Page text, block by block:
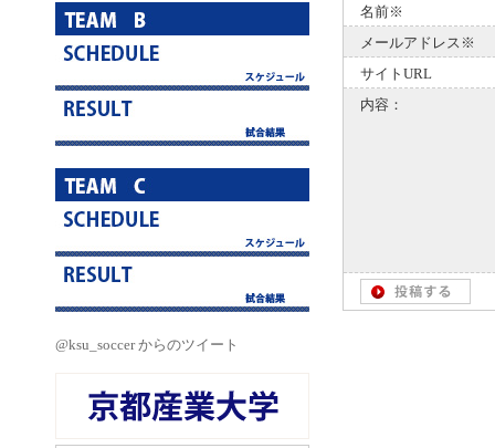
@ksu_soccer からのツイート
名前※
メールアドレス※
サイトURL
内容：